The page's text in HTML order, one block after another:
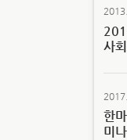
사
한
미